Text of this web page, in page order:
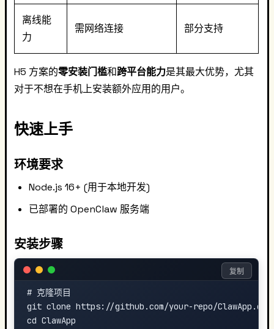
离线能
力
需网络连接 部分支持
H5 方案的零安装门槛和跨平台能力是其最大优势，尤其
对于不想在手机上安装额外应用的用户。
快速上手
环境要求
Node.js 16+ (用于本地开发)
已部署的 OpenClaw 服务端
安装步骤
# 克隆项目
git clone https://github.com/your-repo/ClawApp.git
cd ClawApp
复制